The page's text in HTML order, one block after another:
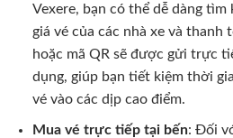
Vexere, bạn có thể dễ dàng
giá vé của các nhà xe và thanh
hoặc mã QR sẽ được gửi trực
dụng, giúp bạn tiết kiệm thời
vé vào các dịp cao điểm.
Mua vé trực tiếp tại bến: Đối